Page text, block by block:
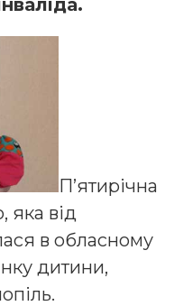
П’ятирічна
яка від
в обласному
дитини,